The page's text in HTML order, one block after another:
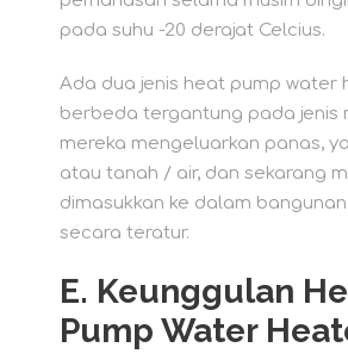
pada suhu -20 derajat Celcius.
Ada dua jenis heat pump water
berbeda tergantung pada jenis
mereka mengeluarkan panas,
atau tanah / air, dan sekarang
dimasukkan ke dalam
secara teratur.
E. Keunggulan
Pump Water